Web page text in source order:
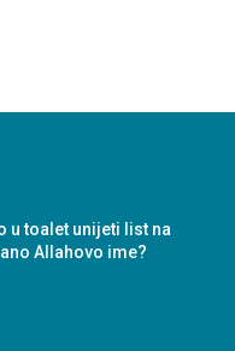
u toalet unijeti list na
Allahovo ime?